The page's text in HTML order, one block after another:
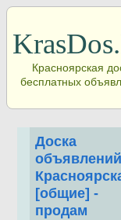
Красноярская
бесплатных
Доска
объявлений
[общие] -
продам